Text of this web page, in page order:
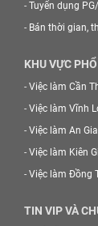
- Tuyển dụng
- Bán thời gian,
KHU VỰC
- Việc làm Cần
- Việc làm Vĩnh
- Việc làm An
- Việc làm Kiên
- Việc làm Đồng
TIN VIP VÀ